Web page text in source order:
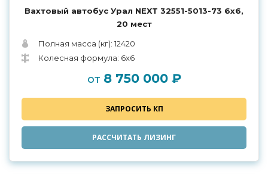
Вахтовый автобус Урал NEXT 32551-5013-73 6x6,
20 мест
Полная масса (кг): 12420
Колесная формула: 6x6
от 8 750 000 ₽
ЗАПРОСИТЬ КП
РАССЧИТАТЬ ЛИЗИНГ